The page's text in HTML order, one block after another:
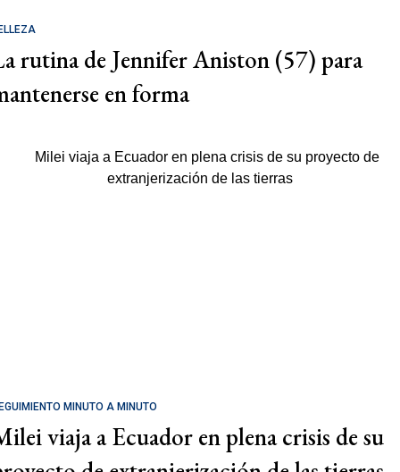
rutina de Jennifer Aniston (57) para
en forma
MINUTO A MINUTO
viaja a Ecuador en plena crisis de su